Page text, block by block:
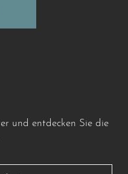
und entdecken Sie die